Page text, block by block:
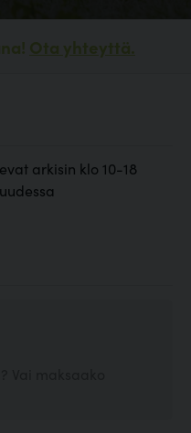
Ota yhteyttä.
arkisin klo 10-18